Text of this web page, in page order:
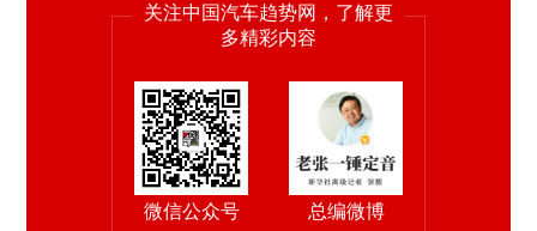
关注中国汽车趋势网，了解更
多精彩内容
微信公众号 总编微博